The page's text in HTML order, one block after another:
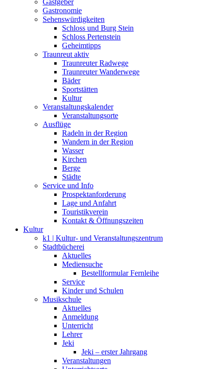
Gastgeber
Gastronomie
Sehenswürdigkeiten
Schloss und Burg Stein
Schloss Pertenstein
Geheimtipps
Traunreut aktiv
Traunreuter Radwege
Traunreuter Wanderwege
Bäder
Sportstätten
Kultur
Veranstaltungskalender
Veranstaltungsorte
Ausflüge
Radeln in der Region
Wandern in der Region
Wasser
Kirchen
Berge
Städte
Service und Info
Prospektanforderung
Lage und Anfahrt
Touristikverein
Kontakt & Öffnungszeiten
Kultur
k1 | Kultur- und Veranstaltungszentrum
Stadtbücherei
Aktuelles
Mediensuche
Bestellformular Fernleihe
Service
Kinder und Schulen
Musikschule
Aktuelles
Anmeldung
Unterricht
Lehrer
Jeki
Jeki – erster Jahrgang
Veranstaltungen